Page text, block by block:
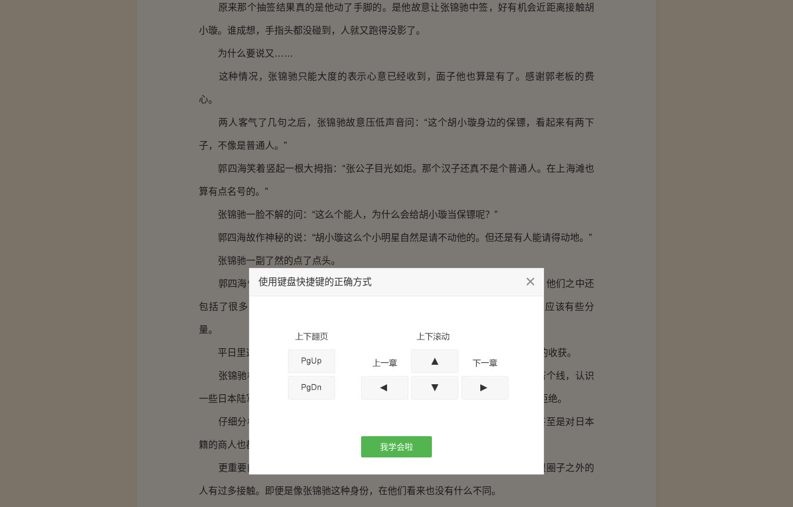
原来那个抽签结果真的是他动了手脚的。是他故意让张锦驰中签，好有机会近距离接触胡
小璇。谁成想，手指头都没碰到，人就又跑得没影了。
为什么要说又……
这种情况，张锦驰只能大度的表示心意已经收到，面子他也算是有了。感谢郭老板的费
心。
两人客气了几句之后，张锦驰故意压低声音问：“这个胡小璇身边的保镖，看起来有两下
子，不像是普通人。”
郭四海笑着竖起一根大拇指：“张公子目光如炬。那个汉子还真不是个普通人。在上海滩也
算有点名号的。”
张锦驰一脸不解的问：“这么个能人，为什么会给胡小璇当保镖呢？”
郭四海故作神秘的说：“胡小璇这么个小明星自然是请不动他的。但还是有人能请得动地。”
张锦驰一副了然的点了点头。
郭四海告了声罪就去招呼其他人。没过多久，伪满的军警就包围了万国饭店。他们之中还
包括了很多穿着日本军服的人，而且军衔都不是很低。由此看来刚刚被袭击的人应该有些分
量。
平日里这些人想要见一面可是很难的。如果能有机会近距离接触，也算是意外的收获。
张锦驰相熟的日本人不少，但其中却很少有现役的军人。他也曾想通过小岛搭个线，认识
一些日本陆军的军官。但最后都没有能达到目的。区别只是被人直接拒绝或者委婉拒绝。
仔细分析之后他发现，一方面是因为日本军人的高傲，不屑于结交本地人，甚至是对日本
籍的商人也都大都有些瞧不起。
更重要的哈尔滨及临近地区的日军有着高于其他区域的警惕性。军人不愿意跟圈子之外的
人有过多接触。即便是像张锦驰这种身份，在他们看来也没有什么不同。
使用键盘快捷键的正确方式
我学会啦